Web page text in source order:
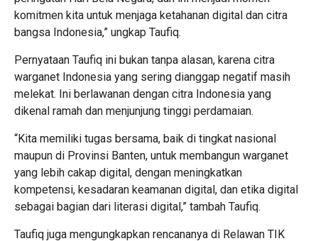
komitmen kita untuk menjaga ketahanan digital dan citra
bangsa Indonesia,” ungkap Taufiq.
Pernyataan Taufiq ini bukan tanpa alasan, karena citra
warganet Indonesia yang sering dianggap negatif masih
melekat. Ini berlawanan dengan citra Indonesia yang
dikenal ramah dan menjunjung tinggi perdamaian.
“Kita memiliki tugas bersama, baik di tingkat nasional
maupun di Provinsi Banten, untuk membangun warganet
yang lebih cakap digital, dengan meningkatkan
kompetensi, kesadaran keamanan digital, dan etika digital
sebagai bagian dari literasi digital,” tambah Taufiq.
Taufiq juga mengungkapkan rencananya di Relawan TIK